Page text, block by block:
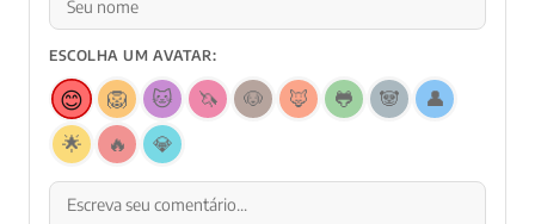
ESCOLHA UM AVATAR:
😊 🦁 🐱 🦄 🐶 🦊 🐸 🐼
👤
🌟
🔥 💎